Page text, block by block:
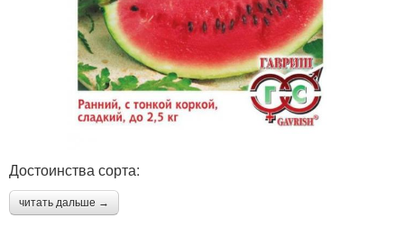
Достоинства сорта:
читать дальше →